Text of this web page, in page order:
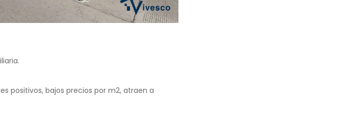
positivos, bajos precios por m2, atraen a